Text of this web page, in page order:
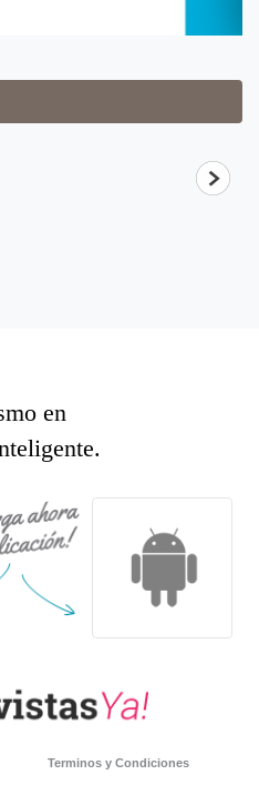
en
Terminos y Condiciones